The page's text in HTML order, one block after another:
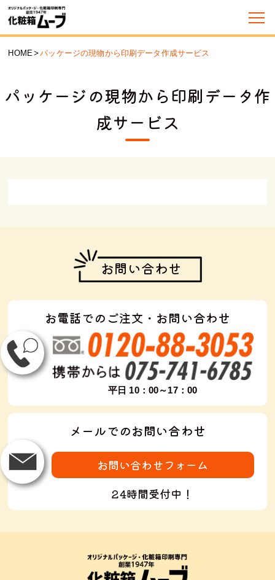
HOME> パッケージの現物から印刷データ作成サービス
パッケージの現物から印刷データ作
成サービス
お問い合わせ
お電話でのご注文・お問い合わせ
平日 10：00～17：00
メールでのお問い合わせ
お問い合わせフォーム
24時間受付中！